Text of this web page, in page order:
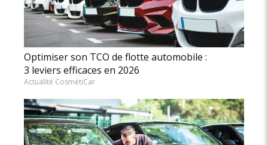
Optimiser son TCO de flotte automobile :
3 leviers efficaces en 2026
Actualité CosmétiCar